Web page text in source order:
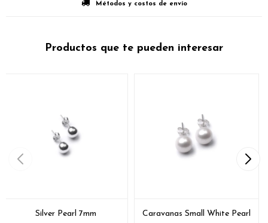
Métodos y costos de envío
Productos que te pueden interesar
Silver Pearl 7mm Caravanas Small White Pearl